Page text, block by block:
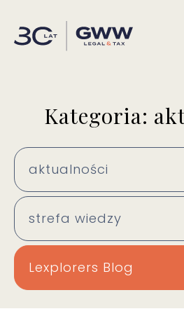
Kategoria:
aktualności
strefa wiedzy
Lexplorers Blog